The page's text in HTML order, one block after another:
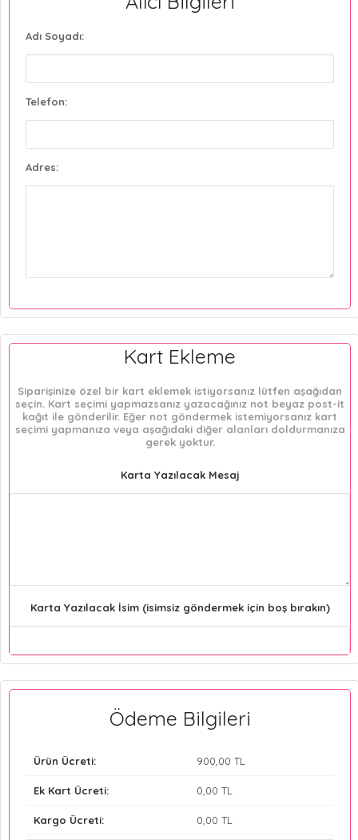
Adı Soyadı:
Telefon:
Adres:
Kart Ekleme
Siparişinize özel bir kart eklemek istiyorsanız lütfen aşağıdan
seçin. Kart seçimi yapmazsanız yazacağınız not beyaz post-it
kağıt ile gönderilir. Eğer not göndermek istemiyorsanız kart
seçimi yapmanıza veya aşağıdaki diğer alanları doldurmanıza
gerek yoktur.
Karta Yazılacak Mesaj
Karta Yazılacak İsim (isimsiz göndermek için boş bırakın)
Ödeme Bilgileri
Ürün Ücreti: 900 ,00 TL
Ek Kart Ücreti: 0 ,00 TL
Kargo Ücreti: 0 ,00 TL